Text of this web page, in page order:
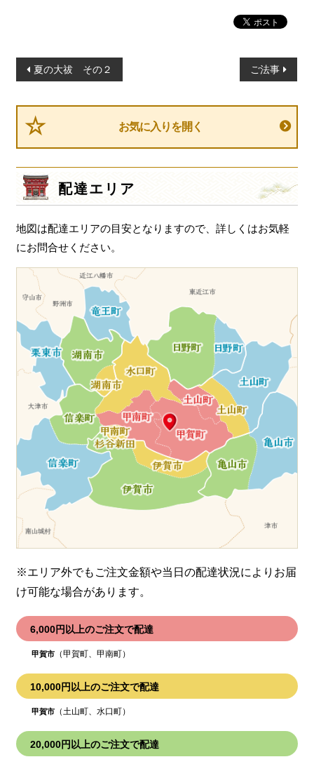
サイトマップ
特定商取引法に基づく表記
投
稿
ナ
ビ
ゲ
ー
シ
ョ
ン
夏の大祓 その２ ご法事
お気に入りを開く
配達エリア
地図は配達エリアの目安となりますので、詳しくはお気軽
にお問合せください。
※エリア外でもご注文金額や当日の配達状況により お届
け可能な場合があります。
6,000円以上のご注文で配達
甲賀市 （甲賀町、甲南町）
10,000円以上のご注文で配達
甲賀市 （土山町、水口町）
20,000円以上のご注文で配達